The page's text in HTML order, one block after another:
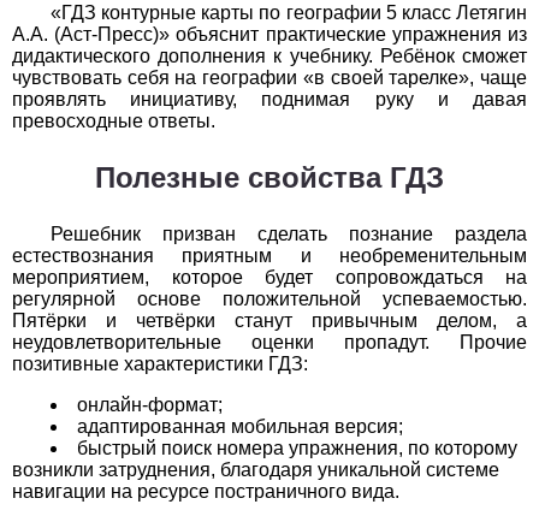
1
2 3 4 5 6 7 8 9 10
11
Физика
1
2 3 4 5 6 7 8 9 10
11
Химия
1
2 3 4 5 6 7 8 9 10
11
Черчение
2 3 4 5 6 7 8 9 10
11
Экология
«ГДЗ контурные карты по географии 5 класс Летягин
А.А. (Аст-Пресс)» объяснит практические упражнения из
дидактического дополнения к учебнику. Ребёнок сможет
чувствовать себя на географии «в своей тарелке», чаще
проявлять инициативу, поднимая руку и давая
превосходные ответы.
Полезные свойства ГДЗ
Решебник призван сделать познание раздела
естествознания приятным и необременительным
мероприятием, которое будет сопровождаться на
регулярной основе положительной успеваемостью.
Пятёрки и четвёрки станут привычным делом, а
неудовлетворительные оценки пропадут. Прочие
позитивные характеристики ГДЗ:
онлайн-формат;
адаптированная мобильная версия;
быстрый поиск номера упражнения, по которому
возникли затруднения, благодаря уникальной системе
навигации на ресурсе постраничного вида.